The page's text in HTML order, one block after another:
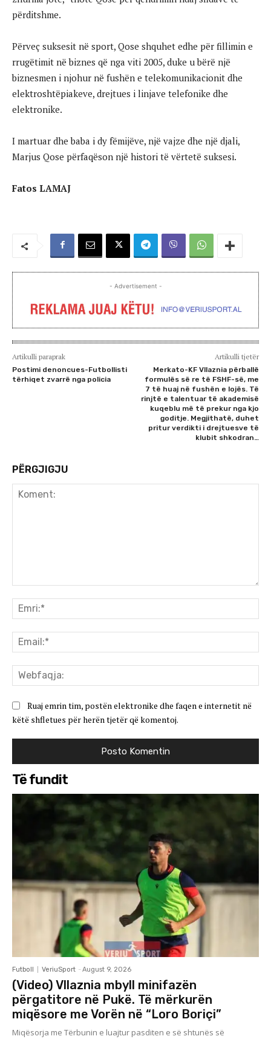
përditshme.
Përveç suksesit në sport, Qose shquhet edhe për fillimin e
rrugëtimit në biznes që nga viti 2005, duke u bërë një
biznesmen i njohur në fushën e telekomunikacionit dhe
elektroshtëpiakeve, drejtues i linjave telefonike dhe
elektronike.
I martuar dhe baba i dy fëmijëve, një vajze dhe një djali,
Marjus Qose përfaqëson një histori të vërtetë suksesi.
Fatos LAMAJ
- Advertisement -
Artikulli paraprak
Postimi denoncues-Futbollisti
tërhiqet zvarrë nga policia
Artikulli tjetër
Merkato-KF Vllaznia përballë
formulës së re të FSHF-së, me
7 të huaj në fushën e lojës. Të
rinjtë e talentuar të akademisë
kuqeblu më të prekur nga kjo
goditje. Megjithatë, duhet
pritur verdikti i drejtuesve të
klubit shkodran…
PËRGJIGJU
Ruaj emrin tim, postën elektronike dhe faqen e internetit në
këtë shfletues për herën tjetër që komentoj.
Të fundit
Futboll VeriuSport - August 9, 2026
(Video) Vllaznia mbyll minifazën
përgatitore në Pukë. Të mërkurën
miqësore me Vorën në “Loro Boriçi”
Miqësorja me Tërbunin e luajtur pasditen e së shtunës së